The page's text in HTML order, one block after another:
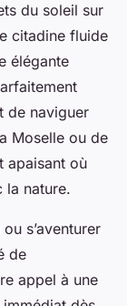
du soleil sur
citadine fluide
élégante
de naviguer
Moselle ou de
apaisant où
la nature.
s’aventurer
de
appel à une